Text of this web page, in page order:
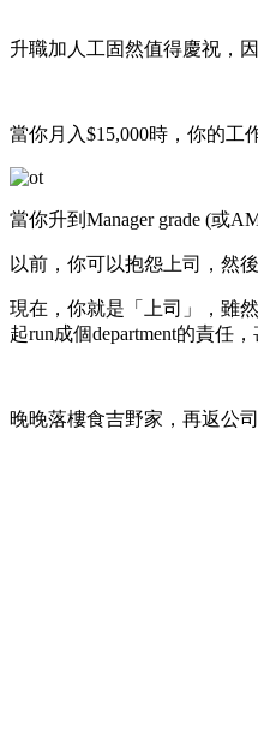
升職加人工固然值得慶祝，
當你月入$15,000時，你的工
當你升到Manager grade (或
以前，你可以抱怨上司，然
現在，你就是「上司」，雖
起run成個department的責任
晚晚落樓食吉野家，再返公